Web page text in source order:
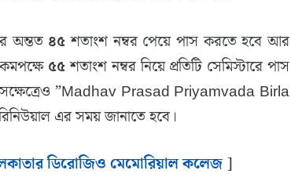
অন্তত ৪৫শতাংশ নম্বর পেয়ে পাস করতে হবে আর
৫৫শতাংশ নম্বর নিয়ে প্রতিটি সেমিস্টারে পাস
”Madhav Prasad Priyamvada Birla
এর সময় জানাতে হবে।
ডিরোজিও মেমোরিয়াল কলেজ ]